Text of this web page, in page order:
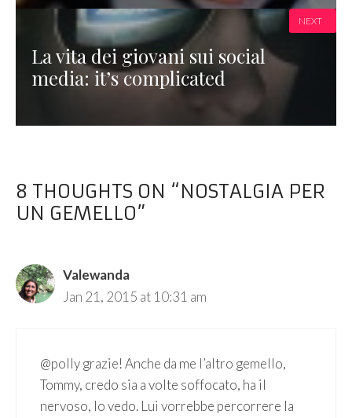
La vita dei giovani sui social
media: it’s complicated
NEXT
8 THOUGHTS ON “NOSTALGIA PER
UN GEMELLO”
Valewanda
Jan 21, 2015 at 10:31 am
@polly grazie! Anche da me l’altro gemello,
Tommy, credo sia a volte soffocato, ha il
nervoso, lo vedo. Lui vorrebbe percorrere la